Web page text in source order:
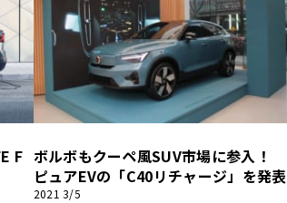
F ボルボもクーペ風SUV市場に参入！
ピュアEVの「C40リチャージ」を発表
2021 3/5